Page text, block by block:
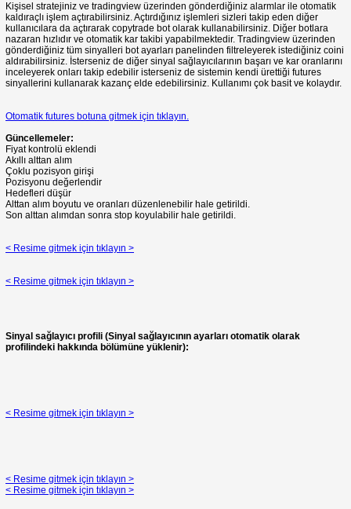
Kişisel stratejiniz ve tradingview üzerinden gönderdiğiniz alarmlar ile otomatik
kaldıraçlı işlem açtırabilirsiniz. Açtırdığınız işlemleri sizleri takip eden diğer
kullanıcılara da açtırarak copytrade bot olarak kullanabilirsiniz. Diğer botlara
nazaran hızlıdır ve otomatik kar takibi yapabilmektedir. Tradingview üzerinden
gönderdiğiniz tüm sinyalleri bot ayarları panelinden filtreleyerek istediğiniz coini
aldırabilirsiniz. İsterseniz de diğer sinyal sağlayıcılarının başarı ve kar oranlarını
inceleyerek onları takip edebilir isterseniz de sistemin kendi ürettiği futures
sinyallerini kullanarak kazanç elde edebilirsiniz. Kullanımı çok basit ve kolaydır.
Otomatik futures botuna gitmek için tıklayın.
Güncellemeler:
Fiyat kontrolü eklendi
Akıllı alttan alım
Çoklu pozisyon girişi
Pozisyonu değerlendir
Hedefleri düşür
Alttan alım boyutu ve oranları düzenlenebilir hale getirildi.
Son alttan alımdan sonra stop koyulabilir hale getirildi.
< Resime gitmek için tıklayın >
< Resime gitmek için tıklayın >
Sinyal sağlayıcı profili (Sinyal sağlayıcının ayarları otomatik olarak
profilindeki hakkında bölümüne yüklenir):
< Resime gitmek için tıklayın >
< Resime gitmek için tıklayın >
< Resime gitmek için tıklayın >